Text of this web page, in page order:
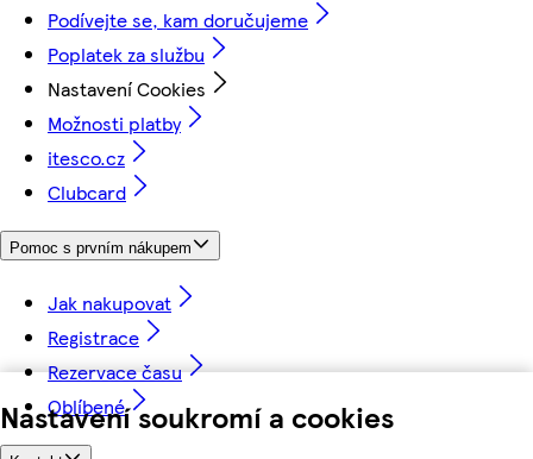
Nastavení soukromí a cookies
Podívejte se, kam doručujeme
Poplatek za službu
Nastavení Cookies
Možnosti platby
itesco.cz
Clubcard
Pomoc s prvním nákupem
Jak nakupovat
Registrace
Rezervace času
Oblíbené